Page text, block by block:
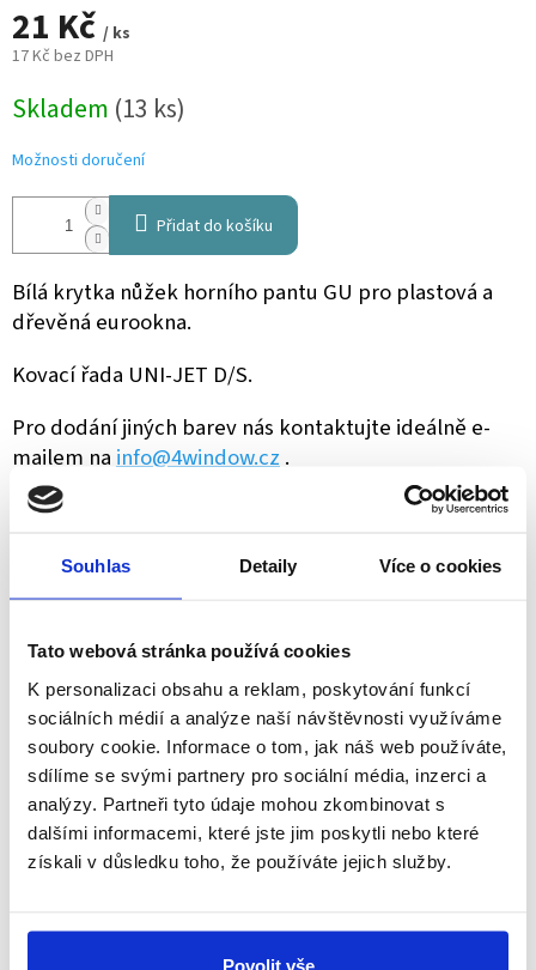
Souhlas Detaily Více o cookies
Tato webová stránka používá cookies
K personalizaci obsahu a reklam, poskytování funkcí
sociálních médií a analýze naší návštěvnosti využíváme
soubory cookie. Informace o tom, jak náš web používáte,
sdílíme se svými partnery pro sociální média, inzerci a
analýzy. Partneři tyto údaje mohou zkombinovat s
dalšími informacemi, které jste jim poskytli nebo které
získali v důsledku toho, že používáte jejich služby.
Povolit vše
21 Kč / ks
17 Kč bez DPH
cena:
Skladem (13 ks)
Možnosti doručení
Přidat do košíku
Bílá krytka nůžek horního pantu GU pro plastová a
dřevěná eurookna.
Kovací řada UNI-JET D/S.
Pro dodání jiných barev nás kontaktujte ideálně e-
mailem nainfo@4window.cz.
Schüco partner
Jsme oficiální prodejce a servis
Technické poradenství
Kování známe, rádi poradíme a pomůžeme
Individuální přístup
Každý zákazník je pro nás důležitý